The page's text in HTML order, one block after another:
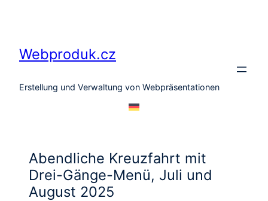
Webproduk.cz
Erstellung und Verwaltung von Webpräsentationen
Abendliche Kreuzfahrt mit
Drei-Gänge-Menü, Juli und
August 2025